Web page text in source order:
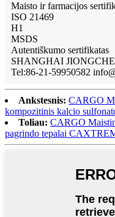
Maisto ir farmacijos
ISO 21469
H1
MSDS
Autentiškumo sertifikatas
SHANGHAI
Tel:86-21-59950582
Ankstesnis: CARGO
kompozitinis kalcio
Toliau: CARGO
pagrindo tepalai